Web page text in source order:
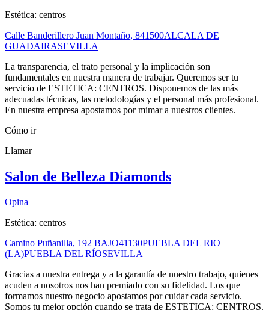
Estética: centros
Calle Banderillero Juan Montaño, 841500ALCALA DE
GUADAIRASEVILLA
La transparencia, el trato personal y la implicación son
fundamentales en nuestra manera de trabajar. Queremos ser tu
servicio de ESTETICA: CENTROS. Disponemos de las más
adecuadas técnicas, las metodologías y el personal más profesional.
En nuestra empresa apostamos por mimar a nuestros clientes.
Cómo ir
Llamar
Salon de Belleza Diamonds
Opina
Estética: centros
Camino Puñanilla, 192 BAJO41130PUEBLA DEL RIO
(LA)PUEBLA DEL RÍOSEVILLA
Gracias a nuestra entrega y a la garantía de nuestro trabajo, quienes
acuden a nosotros nos han premiado con su fidelidad. Los que
formamos nuestro negocio apostamos por cuidar cada servicio.
Somos tu mejor opción cuando se trata de ESTETICA: CENTROS.